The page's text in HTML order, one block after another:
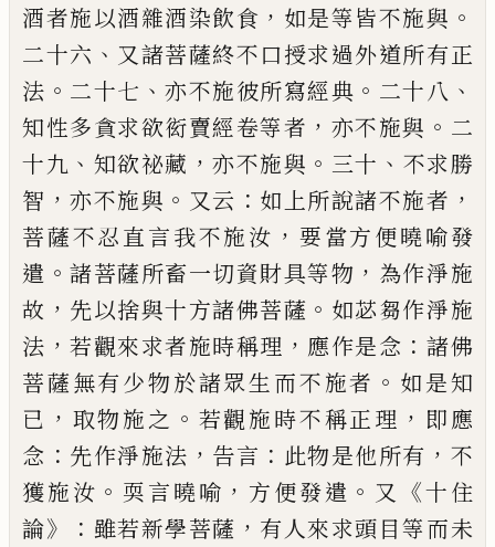
酒者施以酒雜酒染飲食 ， 如是等皆不施與 。
二十六 、 又諸菩薩終不口授求過外道所有正
法 。 二十七 、亦不施彼所寫經典 。 二十八 、
知性多貪求欲衒賣經卷等者 ， 亦不施與 。 二
十九 、 知欲祕藏 ，亦不施與 。 三十 、 不求勝
智 ，亦不施與 。 又云 ： 如上所說諸不施者 ，
菩薩不忍直言我不施汝 ， 要當方便曉喻發
遣 。諸菩薩所畜一切資財具等物 ， 為作淨施
故 ， 先以捨與十方諸佛菩薩 。 如苾芻作淨施
法 ，若觀來求者施時稱理 ， 應作是念 ：諸佛
菩薩無有少物於諸眾生而不施者 。 如是知
已 ， 取物施之 。 若觀施時不稱正理 ， 即應
念 ： 先作淨施法 ， 告言 ： 此物是他所有 ， 不
獲施汝 。 耎言曉喻 ， 方便發遣 。 又 《十住
論》： 雖若新學菩薩 ， 有人來求頭目等而未